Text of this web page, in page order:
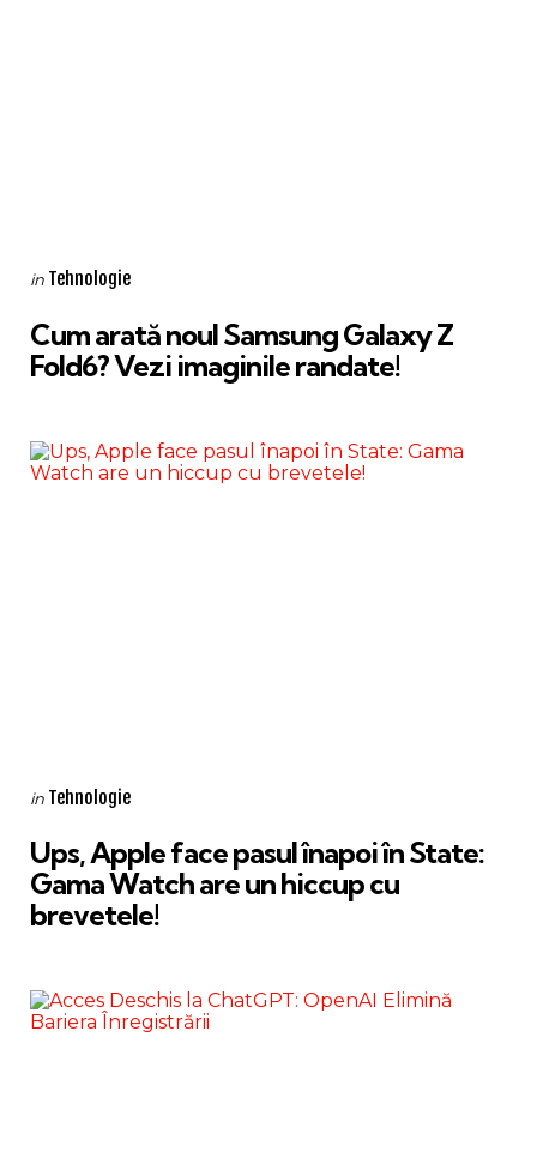
Categories
Posted
in Tehnologie
Cum arată noul Samsung Galaxy Z
Fold6? Vezi imaginile randate!
Categories
Posted
in Tehnologie
Ups, Apple face pasul înapoi în State:
Gama Watch are un hiccup cu
brevetele!